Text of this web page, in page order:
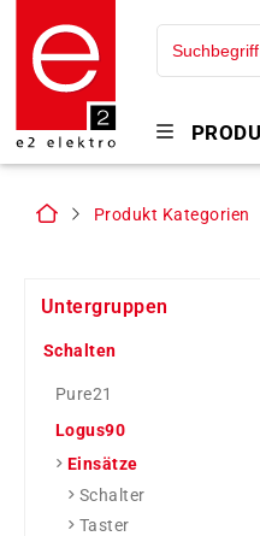
Produkt Kategorien
Untergruppen
Schalten
Pure21
Logus90
Einsätze
Schalter
Taster